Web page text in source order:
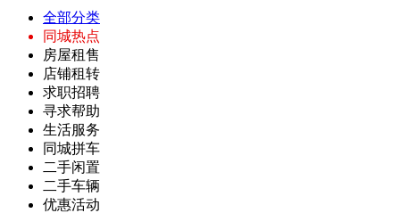
全部分类
同城热点
房屋租售
店铺租转
求职招聘
寻求帮助
生活服务
同城拼车
二手闲置
二手车辆
优惠活动